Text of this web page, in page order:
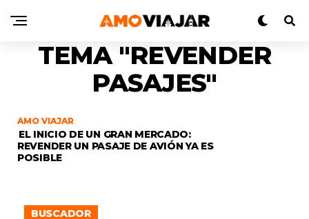
TEMA "REVENDER
PASAJES"
AMO VIAJAR
EL INICIO DE UN GRAN MERCADO:
REVENDER UN PASAJE DE AVIÓN YA ES
POSIBLE
BUSCADOR